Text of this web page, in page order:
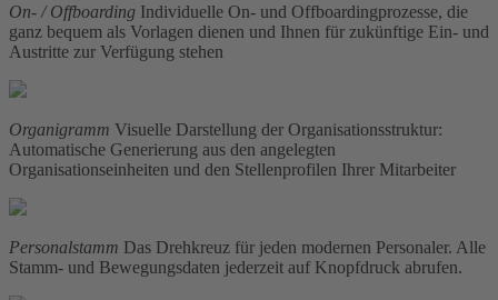
On- / Offboarding Individuelle On- und Offboardingprozesse, die
ganz bequem als Vorlagen dienen und Ihnen für zukünftige Ein- und
Austritte zur Verfügung stehen
Organigramm Visuelle Darstellung der Organisationsstruktur:
Automatische Generierung aus den angelegten
Organisationseinheiten und den Stellenprofilen Ihrer Mitarbeiter
Personalstamm Das Drehkreuz für jeden modernen Personaler. Alle
Stamm- und Bewegungsdaten jederzeit auf Knopfdruck abrufen.